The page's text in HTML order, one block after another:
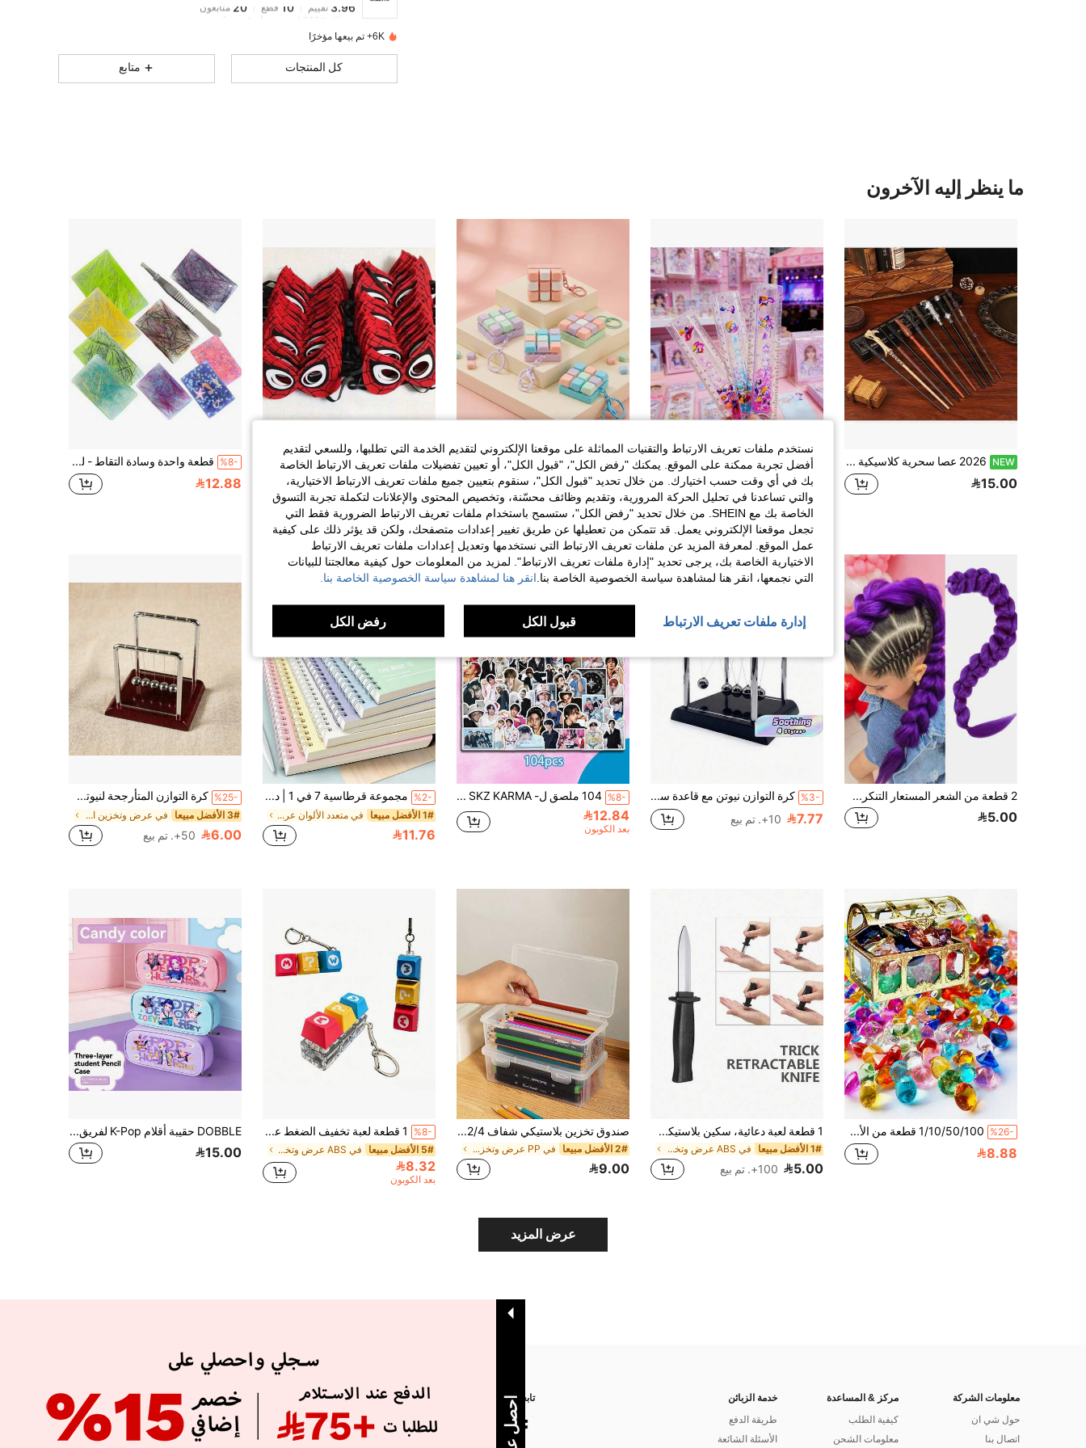
k***n تمت متابعةمنذ 1 يوم
6K+ تم بيعها مؤخرًا
كل المنتجات متابع
ما ينظر إليه الآخرون
NEW 2026 عصا سحرية كلاسيكية فاخرة من الفولاذ الكربوني قطعة واحدة - صولجان للعب الأدوار - عصا هدية - إكسسوار للتصوير - لوازم حفلات LARP - إكسسوار للعروض المسرحية - هدية وقابل للجمع - هدية عيد ميلاد - هدية عطلة - هدية مثالية - افتح عالمك السحري الخاص
15.00
9.00
%12-
لعبة فيدجيت أغطية مفاتيح لوحة مفاتيح 9 في 1 مع سلسلة مفاتيح، أزرار نقر لتخفيف التوتر، أداة صامتة لتخفيف القلق، زينة مكتبية بتشكيلة ألوان عشوائية، مناسبة للمراهقين والبالغين
فقط 7 بيقي
11.44
%25-
1# الأفضل مبيعا
8.25 10+. تم بيع
%8- قطعة واحدة وسادة التقاط - لعبة تخفيف التوتر لاضطراب التقاط الجلد وهوس نتف الشعر، وسادة التقاط حسية للتوحد وتخفيف التوتر، وسادة التقاط من السيليكون مع ملاقط، لعبة التقاط الجلد، مناسبة لتقاط الجلد وهوس نتف الشعر ونتف الشعر وتخفيف القلق، مناسبة لهدايا الحفلات، لعبة تخفيف التوتر، مناسبة فقط للمراهقين والبالغين فوق 14 سنة
12.88
2 قطعة من الشعر المستعار التنكري، ربطة شعر مطاطية بضفيرة ملونة، شعر اصطناعي مضفر مسبقًا باللون البنفسجي/الأحمر/الأحمر الوردي، إكسسوارات شعر بتدرج قوس ملون - ضروري للحفلات، ضفيرة ذيل حصان، خيارات متعددة الألوان باللون الوردي والأزرق والبنفسجي - شعر مستعار اصطناعي خفيف الوزن ومتين، مناسب للمهرجانات والحفلات والمناسبات الخاصة، لعب أدوار شخصيات الأنمي، تحتاج إلى تضفير بنفسك، إكسسوارات تنكرية على الطراز الكوري
5.00
%3- كرة التوازن نيوتن مع قاعدة سوداء، لعبة علمية فيزيائية ممتعة، لعبة مكتبية لتخفيف القلق، ديكور منزلي ومكتبي - هدية عيد ميلاد وعيد الميلاد
7.77 10+. تم بيع
%8- 104 ملصق ل- SKZ KARMA وذكرى مرور 8 سنوات على 'STAY'، ملصقات REPLA: STAY WITH YOUR WINGS الطبعة المحدودة ل- K-Pop، ملصقات تذكارية لمعجبي STAY، ملصقات زخرفية مقاومة للماء لزجاجات المياه والأجهزة المحمولة وأغطية الهواتف، هدية مثالية لمنتجات K-Pop
12.84
بعد الكوبون
%2- مجموعة قرطاسية 7 في 1 | دفتر ملاحظات حلزوني بغلاف صلب A5، قلم حبر جاف 0.5 مم مع عبوات إعادة تعبئة، كتابة سلسة وصفحات قابلة للفصل، لوازم مدرسية ومكتبية، قرطاسية للطلاب، الكتابة اليومية، تدوين الملاحظات، (1 دفتر + 2 قلم + 4 عبوات إعادة تعبئة)
1# الأفضل مبيعا في متعدد الألوان عرض وتخزين المقتنيات
11.76
%25- كرة التوازن المتأرجحة لنيوتن، قاعدة سوداء للكرة المتأرجحة، ملحق تعليمي للفيزياء الممتع، طقم تخفيف القلق، لعبة مكتبية لتخفيف التوتر، ديكور المنزل والمكتب - هدية عيد ميلاد، عيد الميلاد، حفلة
3# الأفضل مبيعا في عرض وتخزين المقتنيات
6.00 50+. تم بيع
%26- 1/10/50/100 قطعة من الأحجار الكريستالية المجوهرات اللامعة، أحجار كبيرة مصنوعة من البلاستيك الأكريليك الوهمية، باللون الوردي والأزرق والماس، حشوة للأزهار، أحجار بلاستيكية، ديكور طاولة حفلة عيد الميلاد، كنز حفلة بموضوع القراصنة، هدية عيد الميلاد، ألعاب للاستخدام في المسبح والغوص، صندوق كنز القراصنة، ألعاب ممتعة
8.88
1 قطعة لعبة دعائية، سكين بلاستيكي قابل للسحب، حيلة سحرية، دعابة، سكين مزيف، مضحك
1# الأفضل مبيعا في ABS عرض وتخزين المقتنيات
5.00 100+. تم بيع
صندوق تخزين بلاستيكي شفاف 1/2/4 قطع، صندوق شفاف كبير السعة، صندوق أقلام وأقلام تحديد وأقلام رصاص للمكتب، منظم قابل للتحريك بغطاء مفصلي، صندوق تخزين مكتبي ولوازم يدوية
2# الأفضل مبيعا في PP عرض وتخزين المقتنيات
9.00
%8- 1 قطعة لعبة تخفيف الضغط على شكل لوحة مفاتيح، سلسلة مفاتيح لتخفيف الضغط، تساعد على تحسين التركيز وتهدئة القلق، هدية مثالية للأصدقاء القلقين، مفضلة في الحفلات، مناسبة لديكور المكتب والمنزل
5# الأفضل مبيعا في ABS عرض وتخزين المقتنيات
8.32
بعد الكوبون
DOBBLE حقيبة أقلام K-Pop لفريق الفتيات، حقيبة تخزين القرطاسية، حقيبة أقلام، حقيبة أقلام بسعة كبيرة مع سحاب، قرطاسية الطلاب، حقيبة تخزين بسعة كبيرة، حقيبة مستحضرات التجميل، حقيبة المكياج، هدية الطلاب، لوازم العودة إلى المدرسة، لوازم التعلم والمكتب
15.00
عرض المزيد
معلومات الشركة
حول شي ان
اتصال بنا
مركز & المساعدة
كيفية الطلب
معلومات الشحن
خدمة الزبائن
طريقة الدفع
الأسئلة الشائعة
تابعنا على APP
نستخدم ملفات تعريف الارتباط والتقنيات المماثلة على موقعنا الإلكتروني لتقديم الخدمة التي تطلبها، وللسعي لتقديم
أفضل تجربة ممكنة على الموقع. يمكنك "رفض الكل"، "قبول الكل"، أو تعيين تفضيلات ملفات تعريف الارتباط الخاصة
بك في أي وقت حسب اختيارك. من خلال تحديد "قبول الكل"، سنقوم بتعيين جميع ملفات تعريف الارتباط الاختيارية،
والتي تساعدنا في تحليل الحركة المرورية، وتقديم وظائف محسّنة، وتخصيص المحتوى والإعلانات لتكملة تجربة التسوق
الخاصة بك مع SHEIN. من خلال تحديد "رفض الكل"، ستسمح باستخدام ملفات تعريف الارتباط الضرورية فقط التي
تجعل موقعنا الإلكتروني يعمل. قد تتمكن من تعطيلها عن طريق تغيير إعدادات متصفحك، ولكن قد يؤثر ذلك على كيفية
عمل الموقع. لمعرفة المزيد عن ملفات تعريف الارتباط التي نستخدمها وتعديل إعدادات ملفات تعريف الارتباط
الاختيارية الخاصة بك، يرجى تحديد "إدارة ملفات تعريف الارتباط". لمزيد من المعلومات حول كيفية معالجتنا للبيانات
التي نجمعها، انقر هنا لمشاهدة سياسة الخصوصية الخاصة بنا. انقر هنا لمشاهدة سياسة الخصوصية الخاصة بنا.
إدارة ملفات تعريف الارتباط قبول الكل رفض الكل